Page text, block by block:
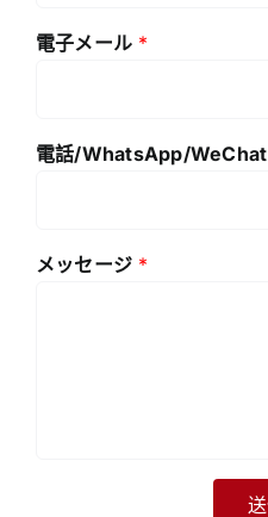
電子メール *
電話/WhatsApp/WeChat
メッセージ *